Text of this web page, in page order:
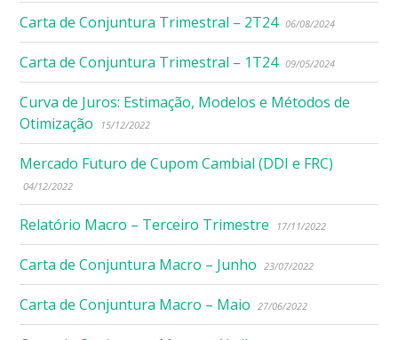
Carta de Conjuntura Trimestral – 2T24 06/08/2024
Carta de Conjuntura Trimestral – 1T24 09/05/2024
Curva de Juros: Estimação, Modelos e Métodos de
Otimização
15/12/2022
Mercado Futuro de Cupom Cambial (DDI e FRC)
04/12/2022
Relatório Macro – Terceiro Trimestre 17/11/2022
Carta de Conjuntura Macro – Junho 23/07/2022
Carta de Conjuntura Macro – Maio 27/06/2022